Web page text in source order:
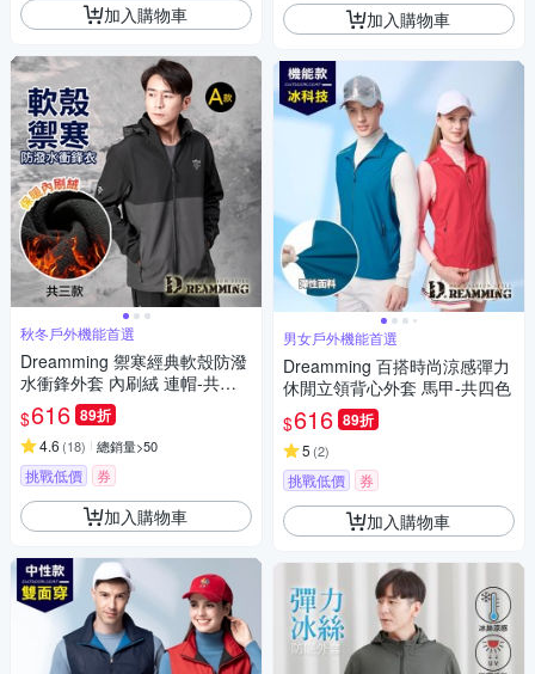
加入購物車
秋冬戶外機能首選
Dreamming 禦寒經典軟殼防潑
水衝鋒外套 內刷絨 連帽-共三
款
$616 89折
4.6 (18) 總銷量>50
挑戰低價 券
加入購物車
加入購物車
男女戶外機能首選
Dreamming 百搭時尚涼感彈力
休閒立領背心外套 馬甲-共四色
$616 89折
5 (2)
挑戰低價 券
加入購物車